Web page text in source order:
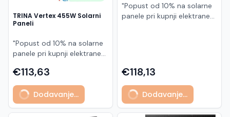
TRINA Vertex 455W Solarni
Paneli
"Popust od 10% na solarne
panele pri kupnji elektrane
Model TSM-455NEG9R.28
predstavlja napredni
glass/glass N-type solarni
modul s visokom
učinkovitošću, dugim
€113,63
Dodavanje...
"Popust od 10% na solarne
panele pri kupnji elektrane
500 W iz Neostar 2S serije,
baziran na naprednoj N-
type ABC (All Back Contact)
tehnologiji. Ovaj panel je
namijenjen za moderne
€118,13
Dodavanje...